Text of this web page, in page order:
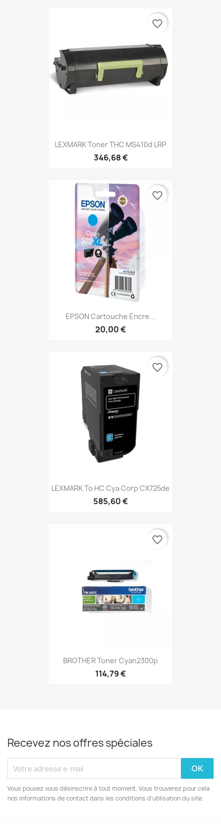
LEXMARK Toner THC MS410d LRP
346,68 €
favorite_border
EPSON Cartouche Encre...
20,00 €
favorite_border
LEXMARK To HC Cya Corp CX725de
585,60 €
favorite_border
BROTHER Toner Cyan2300p
114,79 €
favorite_border
Recevez nos offres spéciales
Vous pouvez vous désinscrire à tout moment. Vous trouverez pour cela
nos informations de contact dans les conditions d'utilisation du site.